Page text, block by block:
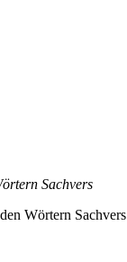
Sachvers
Wörtern Sachvers